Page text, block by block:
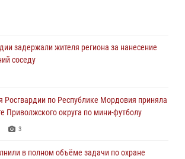
задержали жителя региона за нанесение
соседу
Росгвардии по Республике Мордовия приняла
Приволжского округа по мини-футболу
3
в полном объёме задачи по охране